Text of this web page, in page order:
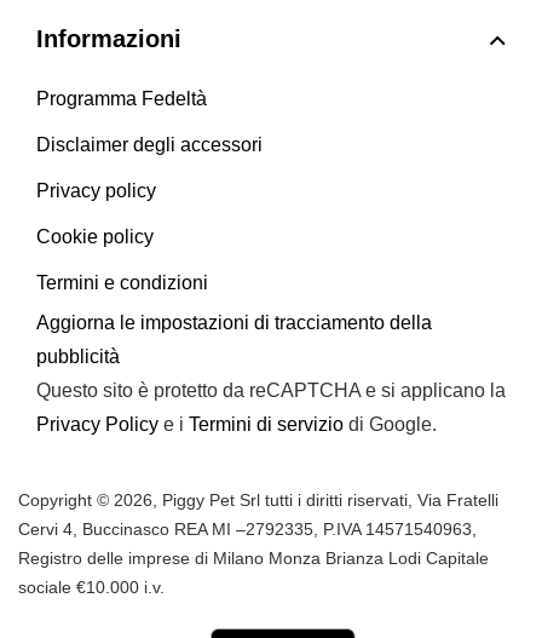
Informazioni
Programma Fedeltà
Disclaimer degli accessori
Privacy policy
Cookie policy
Termini e condizioni
Aggiorna le impostazioni di tracciamento della
pubblicità
Questo sito è protetto da reCAPTCHA e si applicano la
Privacy Policy e i Termini di servizio di Google.
Copyright © 2026, Piggy Pet Srl tutti i diritti riservati, Via Fratelli
Cervi 4, Buccinasco REA MI –2792335, P.IVA14571540963,
Registro delle imprese di Milano Monza Brianza Lodi Capitale
sociale €10.000 i.v.